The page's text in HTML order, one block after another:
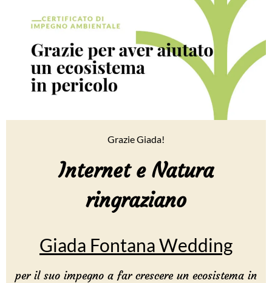
Grazie Giada!
Internet e Natura
ringraziano
Giada Fontana Wedding
per il suo impegno a far crescere un ecosistema in